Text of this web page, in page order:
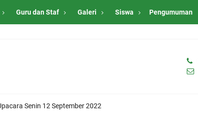
Guru dan Staf Galeri Siswa Pengumuman
Senin 12 September 2022